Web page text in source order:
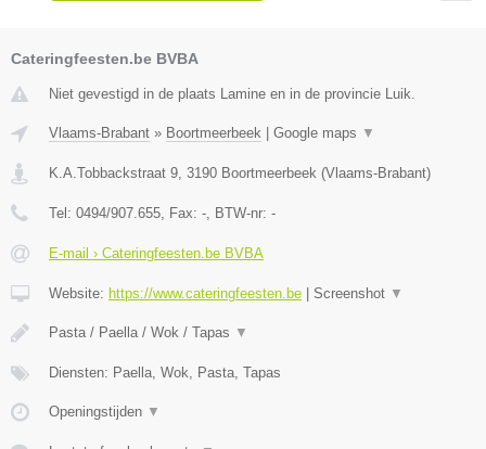
Cateringfeesten.be BVBA
Niet gevestigd in de plaats Lamine en in de provincie Luik.
Vlaams-Brabant » Boortmeerbeek Google maps ▼
K.A.Tobbackstraat 9 3190 Boortmeerbeek (Vlaams-Brabant)
Tel: 0494/907.655 , Fax: - , BTW-nr: -
E-mail › Cateringfeesten.be BVBA
Website: https://www.cateringfeesten.be Screenshot ▼
Pasta / Paella / Wok / Tapas ▼
Diensten: Paella, Wok, Pasta, Tapas
Openingstijden ▼